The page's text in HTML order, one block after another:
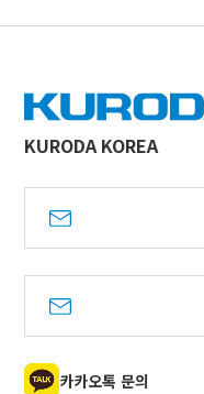
KURODA KOREA
카카오톡 문의